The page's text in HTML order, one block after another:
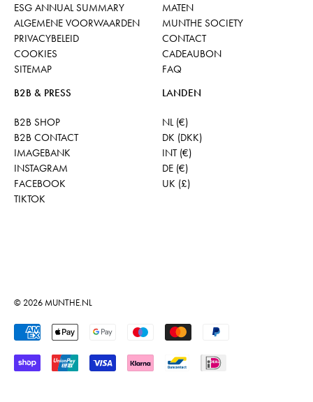
ESG ANNUAL SUMMARY
ALGEMENE VOORWAARDEN
PRIVACYBELEID
COOKIES
SITEMAP
MATEN
MUNTHE SOCIETY
CONTACT
CADEAUBON
FAQ
B2B & PRESS
B2B SHOP
B2B CONTACT
IMAGEBANK
INSTAGRAM
FACEBOOK
TIKTOK
LANDEN
NL (€)
DK (DKK)
INT (€)
DE (€)
UK (£)
© 2026MUNTHE.NL
Geaccepteerde betalingen